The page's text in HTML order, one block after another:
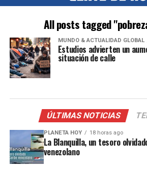
All posts tagged
MUNDO & ACTUALIDAD GLOBAL
Estudios advierten un
situación de calle
ÚLTIMAS NOTICIAS
PLANETA HOY 18 horas ago
La Blanquilla, un tesoro
venezolano